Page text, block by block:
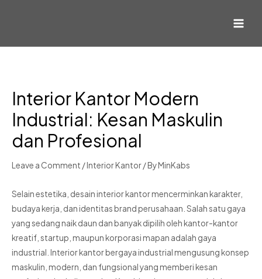
Interior Kantor Modern
Industrial: Kesan Maskulin
dan Profesional
Leave a Comment /Interior Kantor/ ByMinKabs
Selain estetika, desain interior kantor mencerminkan karakter,
budaya kerja, dan identitas brand perusahaan. Salah satu gaya
yang sedang naik daun dan banyak dipilih oleh kantor-kantor
kreatif, startup, maupun korporasi mapan adalah gaya
industrial. Interior kantor bergaya industrial mengusung konsep
maskulin, modern, dan fungsional yang memberi kesan